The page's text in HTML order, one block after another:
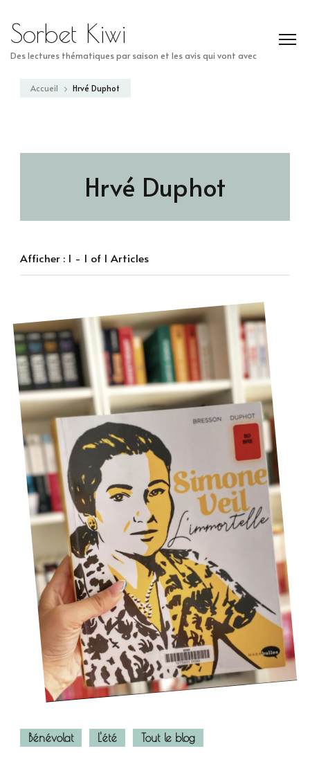
Sorbet Kiwi
Des lectures thématiques par saison et les avis qui vont avec
Accueil Hrvé Duphot
Hrvé Duphot
Afficher : 1 - 1 of 1 Articles
Bénévolat L'été Tout le blog